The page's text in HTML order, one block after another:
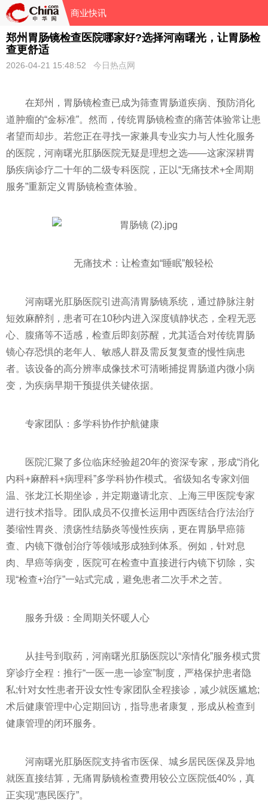
商业快讯
郑州胃肠镜检查医院哪家好?选择河南曙光，让胃肠检
查更舒适
2026-04-21 15:48:52 今日热点网
在郑州，胃肠镜检查已成为筛查胃肠道疾病、预防消化
道肿瘤的“金标准”。然而，传统胃肠镜检查的痛苦体验常让患
者望而却步。若您正在寻找一家兼具专业实力与人性化服务
的医院，河南曙光肛肠医院无疑是理想之选——这家深耕胃
肠疾病诊疗二十年的二级专科医院，正以“无痛技术+全周期
服务”重新定义胃肠镜检查体验。
无痛技术：让检查如“睡眠”般轻松
河南曙光肛肠医院引进高清胃肠镜系统，通过静脉注射
短效麻醉剂，患者可在10秒内进入深度镇静状态，全程无恶
心、腹痛等不适感，检查后即刻苏醒，尤其适合对传统胃肠
镜心存恐惧的老年人、敏感人群及需反复复查的慢性病患
者。该设备的高分辨率成像技术可清晰捕捉胃肠道内微小病
变，为疾病早期干预提供关键依据。
专家团队：多学科协作护航健康
医院汇聚了多位临床经验超20年的资深专家，形成“消化
内科+麻醉科+病理科”多学科协作模式。省级知名专家刘佃
温、张龙江长期坐诊，并定期邀请北京、上海三甲医院专家
进行技术指导。团队成员不仅擅长运用中西医结合疗法治疗
萎缩性胃炎、溃疡性结肠炎等慢性疾病，更在胃肠早癌筛
查、内镜下微创治疗等领域形成独到体系。例如，针对息
肉、早癌等病变，医院可在检查中直接进行内镜下切除，实
现“检查+治疗”一站式完成，避免患者二次手术之苦。
服务升级：全周期关怀暖人心
从挂号到取药，河南曙光肛肠医院以“亲情化”服务模式贯
穿诊疗全程：推行“一医一患一诊室”制度，严格保护患者隐
私;针对女性患者开设女性专家团队全程接诊，减少就医尴尬;
术后健康管理中心定期回访，指导患者康复，形成从检查到
健康管理的闭环服务。
河南曙光肛肠医院支持省市医保、城乡居民医保及异地
就医直接结算，无痛胃肠镜检查费用较公立医院低40%，真
正实现“惠民医疗”。